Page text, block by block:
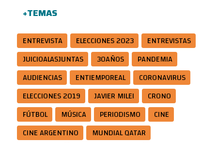
+TEMAS
ENTREVISTA ELECCIONES 2023
ENTREVISTAS
JUICIOALASJUNTAS
30AÑOS
PANDEMIA
AUDIENCIAS
ENTIEMPOREAL
CORONAVIRUS
ELECCIONES 2019
JAVIER MILEI
CRONO
FÚTBOL
MÚSICA PERIODISMO
CINE
CINE ARGENTINO
MUNDIAL QATAR